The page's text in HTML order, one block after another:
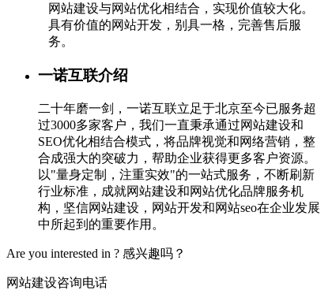
网站建设与网站优化相结合，实现价值较大化。
具有价值的网站开发，别具一格，完善售后服
务。
一诺互联介绍
二十年磨一剑，一诺互联立足于北京至今已服务超
过3000多家客户，我们一直秉承通过网站建设和
SEO优化相结合模式，将品牌视觉和网络营销，整
合成强大的突破力，帮助企业获得更多客户资源。
以"量身定制，注重实效"的一站式服务，不断刷新
行业标准，成就网站建设和网站优化品牌服务机
构，坚信网站建设，网站开发和网站seo在企业发展
中所起到的重要作用。
Are you interested in ? 感兴趣吗？
网站建设咨询电话